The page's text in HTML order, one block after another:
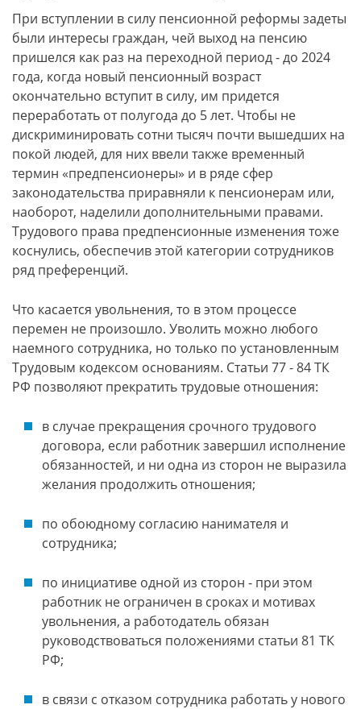
При вступлении в силу пенсионной реформы задеты
были интересы граждан, чей выход на пенсию
пришелся как раз на переходной период - до 2024
года, когда новый пенсионный возраст
окончательно вступит в силу, им придется
переработать от полугода до 5 лет. Чтобы не
дискриминировать сотни тысяч почти вышедших на
покой людей, для них ввели также временный
термин «предпенсионеры» и в ряде сфер
законодательства приравняли к пенсионерам или,
наоборот, наделили дополнительными правами.
Трудового права предпенсионные изменения тоже
коснулись, обеспечив этой категории сотрудников
ряд преференций.
Что касается увольнения, то в этом процессе
перемен не произошло. Уволить можно любого
наемного сотрудника, но только по установленным
Трудовым кодексом основаниям. Статьи 77 - 84 ТК
РФ позволяют прекратить трудовые отношения:
в случае прекращения срочного трудового
договора, если работник завершил исполнение
обязанностей, и ни одна из сторон не выразила
желания продолжить отношения;
по обоюдному согласию нанимателя и
сотрудника;
по инициативе одной из сторон - при этом
работник не ограничен в сроках и мотивах
увольнения, а работодатель обязан
руководствоваться положениями статьи 81 ТК
РФ;
в связи с отказом сотрудника работать у нового